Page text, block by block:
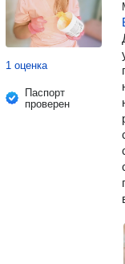
1 оценка
Паспорт
проверен